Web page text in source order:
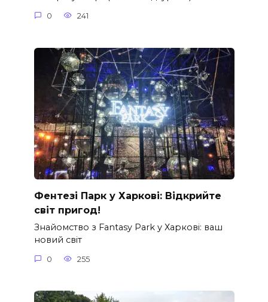
0 241
Фентезі Парк у Харкові: Відкрийте
світ пригод!
Знайомство з Fantasy Park у Харкові: ваш
новий світ
0 255